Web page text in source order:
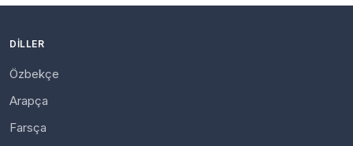
DILLER
Özbekçe
Arapça
Farsça